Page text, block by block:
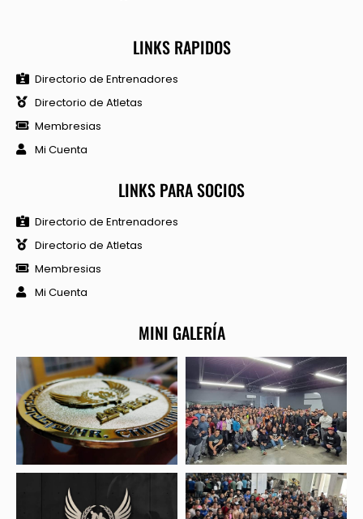
LINKS RAPIDOS
Directorio de Entrenadores
Directorio de Atletas
Membresias
Mi Cuenta
LINKS PARA SOCIOS
Directorio de Entrenadores
Directorio de Atletas
Membresias
Mi Cuenta
MINI GALERÍA